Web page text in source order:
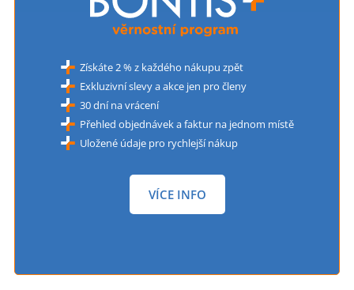
Získáte 2 % z každého nákupu zpět
Exkluzivní slevy a akce jen pro členy
30 dní na vrácení
Přehled objednávek a faktur na jednom místě
Uložené údaje pro rychlejší nákup
VÍCE INFO